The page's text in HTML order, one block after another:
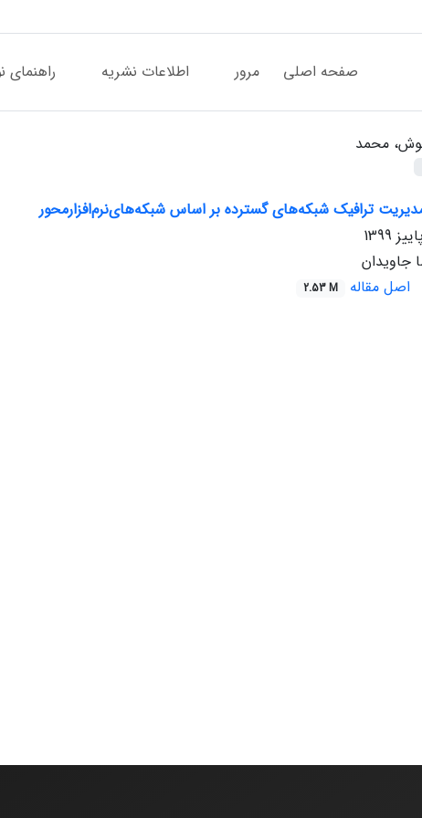
صفحه اصلی مرور اطلاعات نشریه راهنمای
محمد
ترافیک شبکه‌های گسترده بر اساس شبکه‌های‌نرم‌افزار‌محور
جاویدان
اصل مقاله 2.53 M